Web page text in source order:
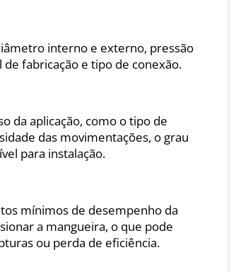
interno e externo, pressão
fabricação e tipo de conexão.
da aplicação, como o tipo de
das movimentações, o grau
para instalação.
mínimos de desempenho da
a mangueira, o que pode
ou perda de eficiência.